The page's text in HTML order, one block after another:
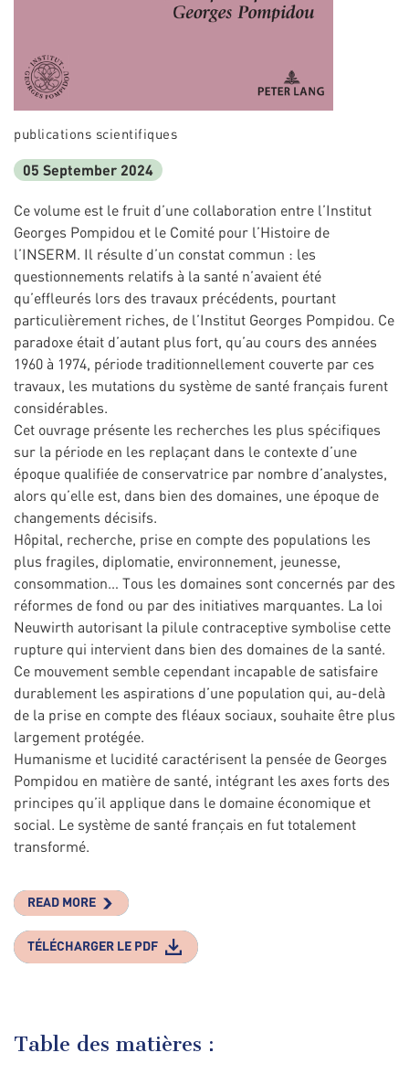
publications scientifiques
05 September 2024
Ce volume est le fruit d’une collaboration entre l’Institut
Georges Pompidou et le Comité pour l’Histoire de
l’INSERM. Il résulte d’un constat commun : les
questionnements relatifs à la santé n’avaient été
qu’effleurés lors des travaux précédents, pourtant
particulièrement riches, de l’Institut Georges Pompidou. Ce
paradoxe était d’autant plus fort, qu’au cours des années
1960 à 1974, période traditionnellement couverte par ces
travaux, les mutations du système de santé français furent
considérables.
Cet ouvrage présente les recherches les plus spécifiques
sur la période en les replaçant dans le contexte d’une
époque qualifiée de conservatrice par nombre d’analystes,
alors qu’elle est, dans bien des domaines, une époque de
changements décisifs.
Hôpital, recherche, prise en compte des populations les
plus fragiles, diplomatie, environnement, jeunesse,
consommation… Tous les domaines sont concernés par des
réformes de fond ou par des initiatives marquantes. La loi
Neuwirth autorisant la pilule contraceptive symbolise cette
rupture qui intervient dans bien des domaines de la santé.
Ce mouvement semble cependant incapable de satisfaire
durablement les aspirations d’une population qui, au-delà
de la prise en compte des fléaux sociaux, souhaite être plus
largement protégée.
Humanisme et lucidité caractérisent la pensée de Georges
Pompidou en matière de santé, intégrant les axes forts des
principes qu’il applique dans le domaine économique et
social. Le système de santé français en fut totalement
transformé.
READ MORE
TÉLÉCHARGER LE PDF
Table des matières :